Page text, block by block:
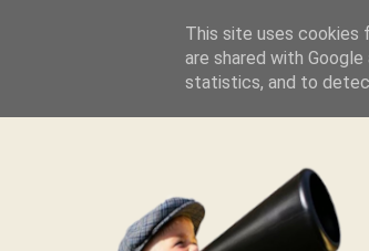
Aviso Legal
This site uses cookies
are shared with
statistics, and to